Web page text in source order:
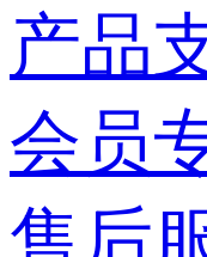
产品
会员
售后